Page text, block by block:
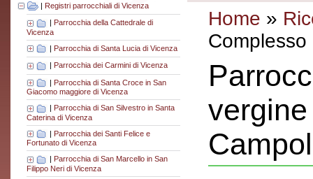
| Registri parrocchiali di Vicenza
| Parrocchia della Cattedrale di
Vicenza
| Parrocchia di Santa Lucia di Vicenza
Parrocchia dei Carmini di Vicenza
| Parrocchia di Santa Croce in San
Giacomo maggiore di Vicenza
Parrocchia di San Silvestro in Santa
Caterina di Vicenza
| Parrocchia dei Santi Felice e
Fortunato di Vicenza
Parrocchia di San Marcello in San
Filippo Neri di Vicenza
Home »